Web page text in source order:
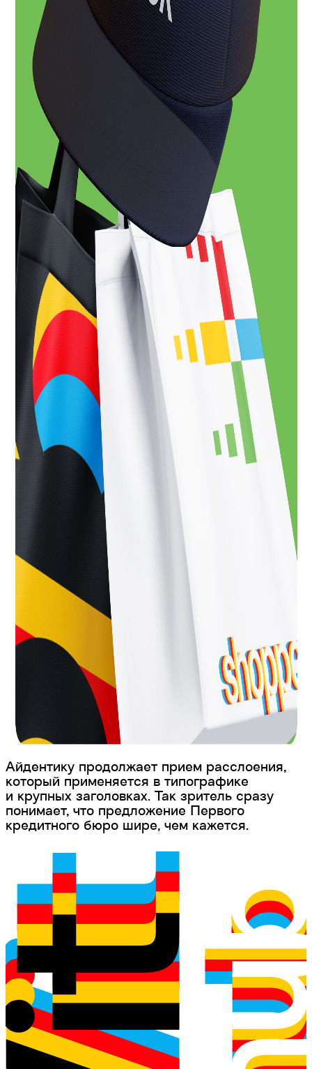
Айдентику продолжает прием расслоения,
который применяется в типографике
и крупных заголовках. Так зритель сразу
понимает, что предложение Первого
кредитного бюро шире, чем кажется.